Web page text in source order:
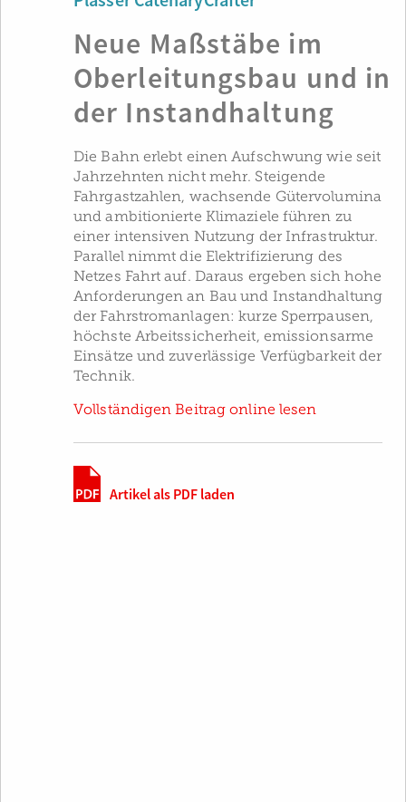
Neue Maßstäbe im
Oberleitungsbau und in
der Instandhaltung
Die Bahn erlebt einen Aufschwung wie seit
Jahrzehnten nicht mehr. Steigende
Fahrgastzahlen, wachsende Gütervolumina
und ambitionierte Klimaziele führen zu
einer intensiven Nutzung der Infrastruktur.
Parallel nimmt die Elektrifizierung des
Netzes Fahrt auf. Daraus ergeben sich hohe
Anforderungen an Bau und Instandhaltung
der Fahrstromanlagen: kurze Sperrpausen,
höchste Arbeitssicherheit, emissionsarme
Einsätze und zuverlässige Verfügbarkeit der
Technik.
Vollständigen Beitrag online lesen
Artikel als PDF laden